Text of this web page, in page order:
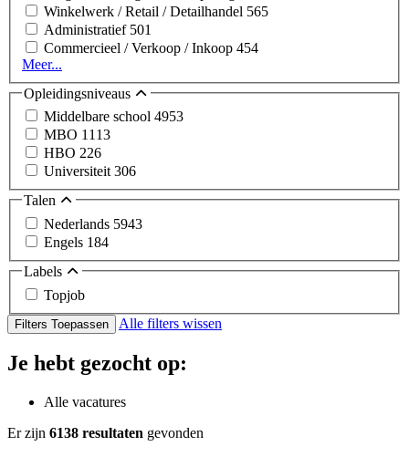
Winkelwerk / Retail / Detailhandel 565
Administratief 501
Commercieel / Verkoop / Inkoop 454
Meer...
Opleidingsniveaus
Middelbare school 4953
MBO 1113
HBO 226
Universiteit 306
Talen
Nederlands 5943
Engels 184
Labels
Topjob
Filters Toepassen Alle filters wissen
Je hebt gezocht op:
Alle vacatures
Er zijn 6138 resultaten gevonden